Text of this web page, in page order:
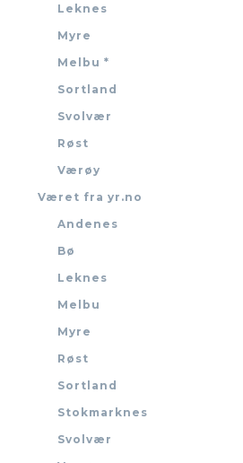
Leknes
Myre
Melbu *
Sortland
Svolvær
Røst
Værøy
Været fra yr.no
Andenes
Bø
Leknes
Melbu
Myre
Røst
Sortland
Stokmarknes
Svolvær